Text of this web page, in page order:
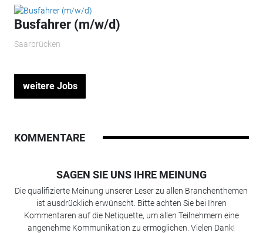
Busfahrer (m/w/d)
Saarbrücken
weitere Jobs
KOMMENTARE
SAGEN SIE UNS IHRE MEINUNG
Die qualifizierte Meinung unserer Leser zu allen Branchenthemen
ist ausdrücklich erwünscht. Bitte achten Sie bei Ihren
Kommentaren auf die Netiquette, um allen Teilnehmern eine
angenehme Kommunikation zu ermöglichen. Vielen Dank!